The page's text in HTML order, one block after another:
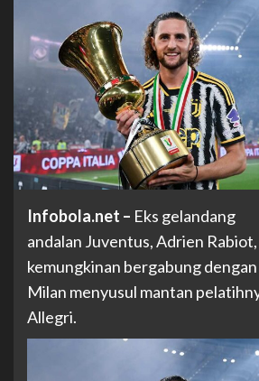
Infobola.net – Eks gelandang
andalan Juventus, Adrien
kemungkinan bergabung
Milan menyusul mantan
Allegri.